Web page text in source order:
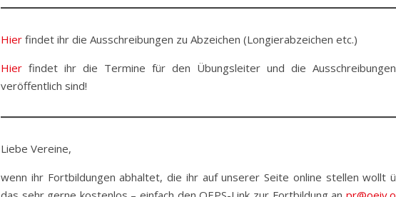
Hier findet ihr die Ausschreibungen zu Abzeichen (Longierabzeichen etc.)
Hier findet ihr die Termine für den Übungsleiter und die
veröffentlich sind!
Liebe Vereine,
wenn ihr Fortbildungen abhaltet, die ihr auf unserer Seite online stellen wollt